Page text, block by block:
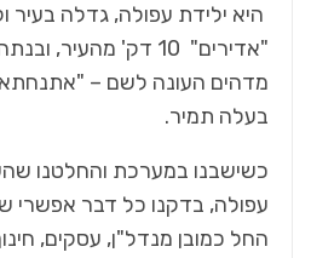
היא ילידת עפולה, גדלה בעיר
"אדירים" 10 דק'
מדהים העונה לשם –
בעלה תמיר.
כשישבנו במערכת והחלטנו
עפולה, בדקנו כל דבר אפשרי
החל כמובן מנדל"ן, עסקים,